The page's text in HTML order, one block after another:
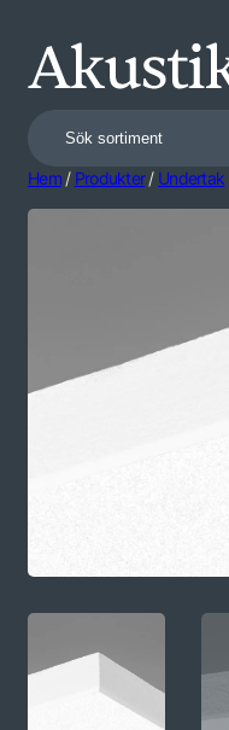
Search
Hem/ Produkter/ Undertak